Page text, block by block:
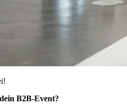
B2B-Event?